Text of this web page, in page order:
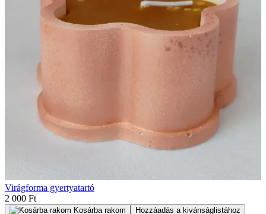
Virágforma gyertyatartó
2 000 Ft
Kosárba rakom Hozzáadás a kivánságlistához